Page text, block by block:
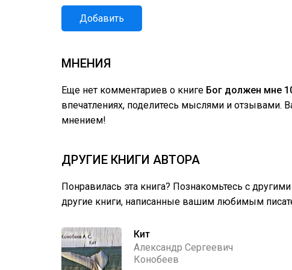
Добавить
МНЕНИЯ
Еще нет комментариев о книге Бог должен мне
впечатлениях, поделитесь мыслями и отзывами.
мнением!
ДРУГИЕ КНИГИ АВТОРА
Понравилась эта книга? Познакомьтесь с
другие книги, написанные вашим любимым
Кит
Александр Сергеевич
Конобеев